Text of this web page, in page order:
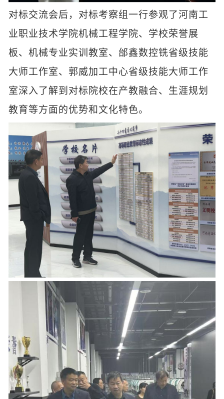
对标交流会后，对标考察组一行参观了河南工
业职业技术学院机械工程学院、学校荣誉展
板、机械专业实训教室、邰鑫数控铣省级技能
大师工作室、郭威加工中心省级技能大师工作
室深入了解到对标院校在产教融合、生涯规划
教育等方面的优势和文化特色。